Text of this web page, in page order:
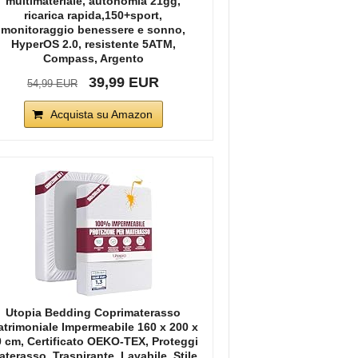
ricarica rapida,150+sport,
monitoraggio benessere e sonno,
HyperOS 2.0, resistente 5ATM,
Compass, Argento
54,99 EUR 39,99 EUR
Acquista su Amazon
Utopia Bedding Coprimaterasso
Impermeabile 160 x 200 x
cm, Certificato OEKO-TEX, Proteggi